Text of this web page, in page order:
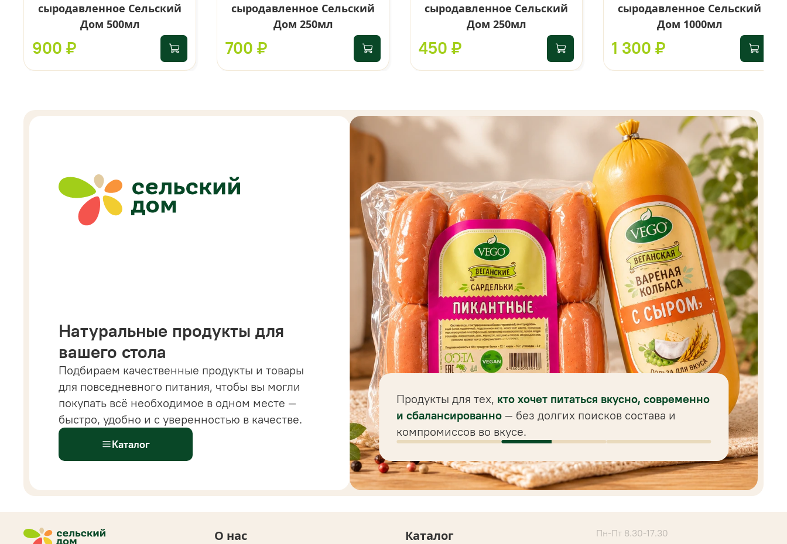
сыродавленное Сельский
Дом 500мл
900 ₽
сыродавленное Сельский
Дом 250мл
700 ₽
сыродавленное Сельский
Дом 250мл
450 ₽
сыродавленное Сельский
Дом 1000мл
1 300 ₽
Натуральные продукты для
вашего стола
Подбираем качественные продукты и товары
для повседневного питания, чтобы вы могли
покупать всё необходимое в одном месте —
быстро, удобно и с уверенностью в качестве.
Каталог
вы найдете все от напитков и бакалеи до
сыров, десертов и готовых решений для
питания.Всёдля здорового и современного
доступнов одном каталоге.
Продукты для тех, кто хочет питаться вкусно, современно
и сбалансированно — без долгих поисков состава и
компромиссов во вкусе.
О нас Каталог Пн-Пт 8.30-17.30